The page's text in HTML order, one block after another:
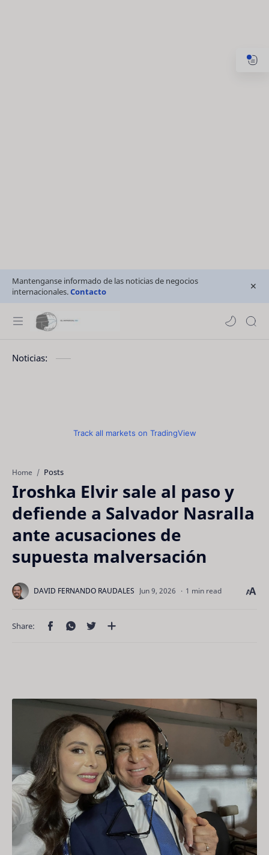
Mantenganse informado de las noticias de negocios
internacionales.Contacto
Noticias:
Track all markets on TradingView
Home Posts
Iroshka Elvir sale al paso y
defiende a Salvador Nasralla
ante acusaciones de
supuesta malversación
1 min read